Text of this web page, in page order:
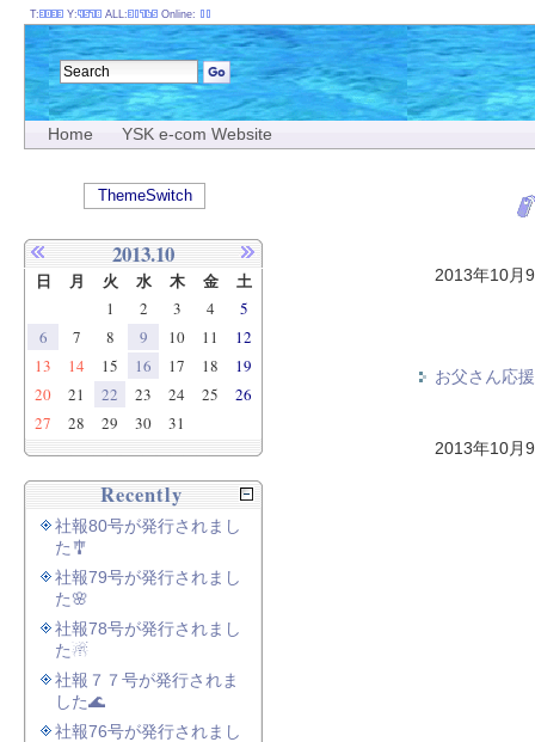
Home YSK e-com Website
2013年10月
お父さん応
2013年10月
T: Y: ALL: Online:
ThemeSwitch
2013.10
日 月 火 水 木 金 土
1 2 3 4
5
6
7 8 9 10 11
12
13
14 15 16 17 18
19
20
21 22 23 24 25
26
27
28 29 30 31
Recently
社報80号が発行されまし
た🎐
社報79号が発行されまし
た🌸
社報78号が発行されまし
た☃
社報７７号が発行されま
した🌊
社報76号が発行されまし